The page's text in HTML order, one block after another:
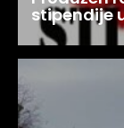
stipendije